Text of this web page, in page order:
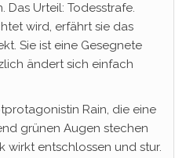
Das Urteil: Todesstrafe.
wird, erfährt sie das
Sie ist eine Gesegnete
ändert sich einfach
Rain, die eine
grünen Augen stechen
wirkt entschlossen und stur.